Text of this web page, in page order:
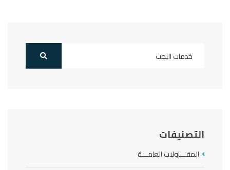
التصنيفات
المقـــاولات العامـــة